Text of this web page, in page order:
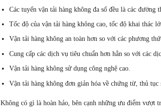
Các tuyến vận tải hàng không đa số đều là các đường
Tốc độ của vận tải hàng không cao, tốc độ khai thác
Vận tải hàng không an toàn hơn so với các phương
Cung cấp các dịch vụ tiêu chuẩn hơn hẳn so với các
Vận tải hàng không sử dụng công nghệ cao.
Vận tải hàng không đơn giản hóa về chứng từ, thủ tục
Không có gì là hoàn hảo, bên cạnh những ưu điểm vượt